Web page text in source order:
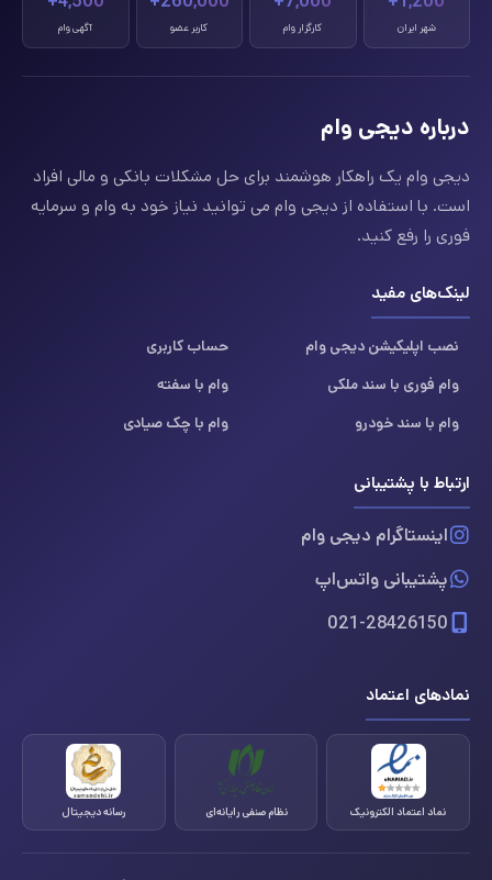
شهر ایران کارگزار وام کاربر عضو آگهی وام
درباره دیجی وام
دیجی وام یک راهکار هوشمند برای حل مشکلات بانکی و مالی افراد
است. با استفاده از دیجی وام می توانید نیاز خود به وام و سرمایه
فوری را رفع کنید.
لینک‌های مفید
نصب اپلیکیشن دیجی وام
حساب کاربری
وام فوری با سند ملکی
وام با سفته
وام با سند خودرو
وام با چک صیادی
ارتباط با پشتیبانی
اینستاگرام دیجی وام
پشتیبانی واتس‌اپ
021-28426150
نمادهای اعتماد
نماد اعتماد الکترونیک نظام صنفی رایانه‌ای رسانه دیجیتال